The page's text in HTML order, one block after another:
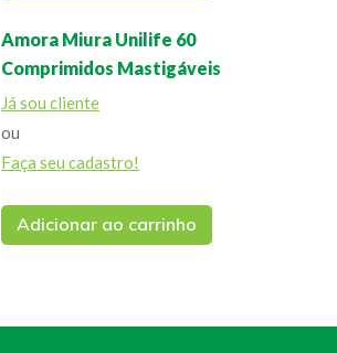
Amora Miura Unilife 60
Comprimidos Mastigáveis
Já sou cliente
ou
Faça seu cadastro!
Adicionar ao carrinho